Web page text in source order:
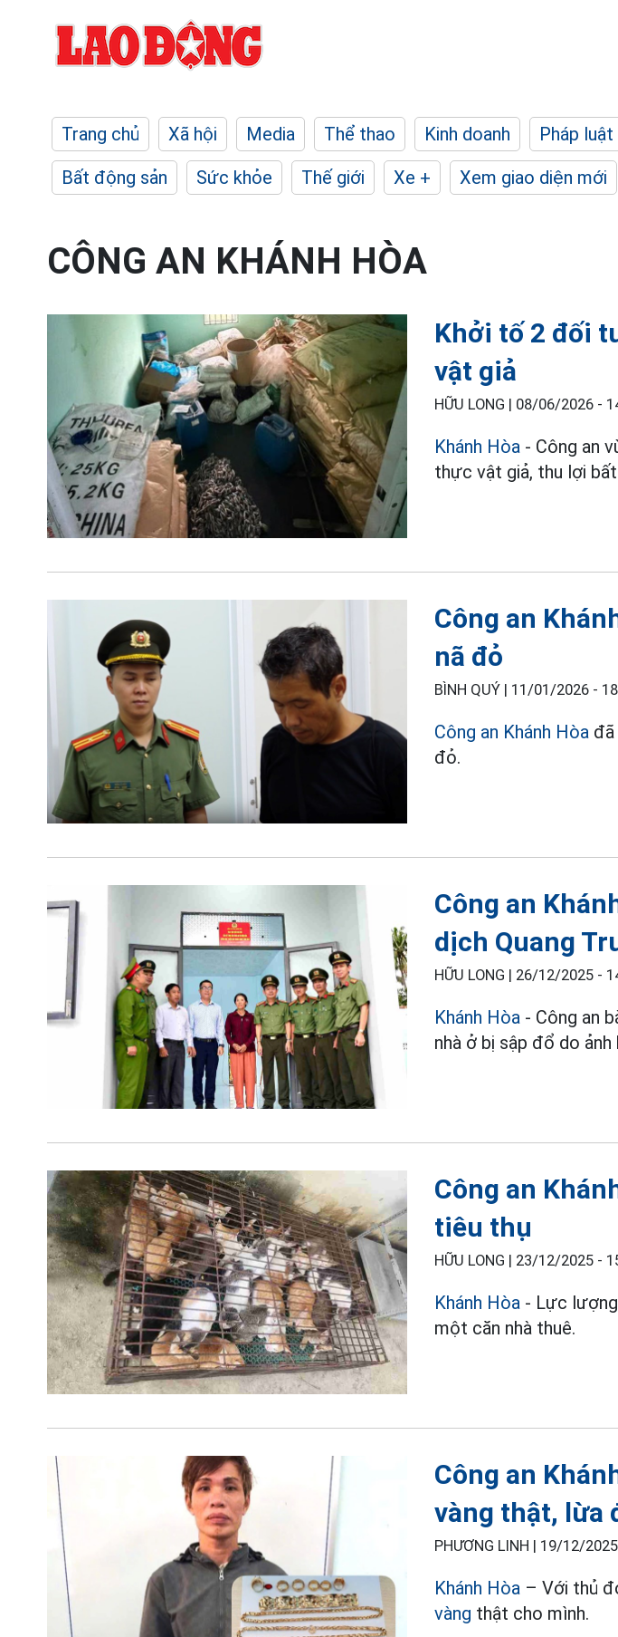
Trang chủ Xã hội Media Thể thao Kinh doanh Pháp luật
Bất động sản
Sức khỏe Thế giới Xe + Xem giao diện mới
CÔNG AN KHÁNH HÒA
Khởi tố 2 đối
vật giả
HỮU LONG | 08/06/2026 -
Khánh Hòa - Công an
thực vật giả, thu lợi
Công an
nã đỏ
BÌNH QUÝ | 11/01/2026 -
Công an Khánh Hòa
đỏ.
Công an
dịch Quang
HỮU LONG | 26/12/2025 -
Khánh Hòa - Công an
nhà ở bị sập đổ do
Công an
tiêu thụ
HỮU LONG | 23/12/2025 -
Khánh Hòa - Lực
một căn nhà thuê.
Công an
vàng thật, lừa
PHƯƠNG LINH | 19/12/
Khánh Hòa – Với thủ
vàng thật cho mình.